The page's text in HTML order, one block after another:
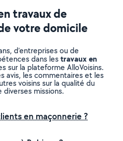
travaux de
votre domicile
d’entreprises ou de
dans lestravaux en
sur la plateforme AlloVoisins.
avis, les commentaires et les
voisins sur la qualité du
missions.
en maçonnerie ?